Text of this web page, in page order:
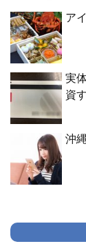
ア
実
資
沖